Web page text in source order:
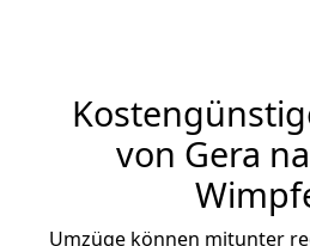
von Gera
Umzüge können mitunter